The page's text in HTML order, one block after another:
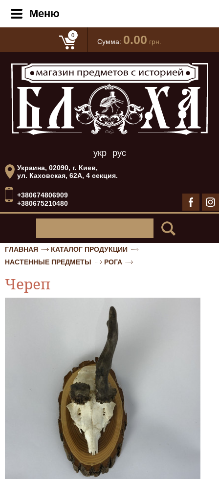
0
Сумма: 0.00 грн.
укр рус
Украина, 02090, г. Киев,
ул. Каховская, 62А, 4 секция.
+380674806909
+380675210480
Меню
ГЛАВНАЯ
КАТАЛОГ ПРОДУКЦИИ
НАСТЕННЫЕ ПРЕДМЕТЫ
РОГА
Череп